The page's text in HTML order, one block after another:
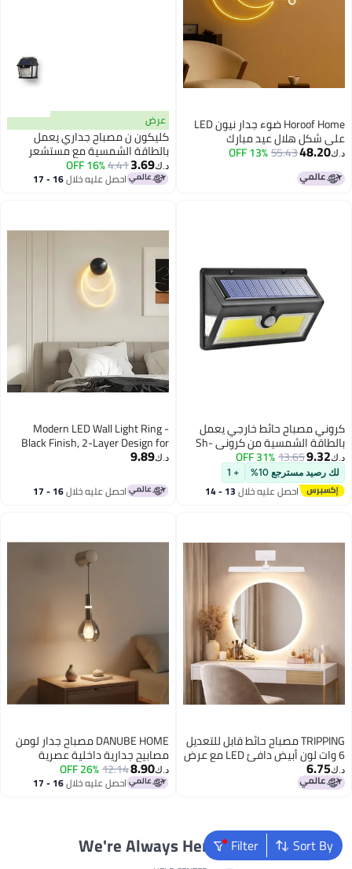
Horoof Home ضوء جدار نيون LED
على شكل هلال عيد مبارك
د.ك‏48.20
55.43
13% OFF
عرض
كليكون ن مصباح جداري يعمل
بالطاقة الشمسية مع مستشعر
حركة، بطارية ليثيوم قابلة للشحن
1800 مللي أمبير، إضاءة أمنية
د.ك‏3.69
4.41
16% OFF
احصل عليه خلال 16 - 17
كروني مصباح حائط خارجي يعمل
بالطاقة الشمسية من كروني Sh-
بمستشعر حركة ومقاوم للماء
بدرجة حرارة Ip65 ومصباح أمان مزود
بلوحة شمسية 5 وات لممرات
د.ك‏9.32
13.65
31% OFF
لك رصيد مسترجع 10% + 1
احصل عليه خلال 13 - 14
Modern LED Wall Light Ring -
Black Finish, 2-Layer Design for
Bedroom and Living Room
د.ك‏9.89
احصل عليه خلال 16 - 17
TRIPPING مصباح حائط قابل للتعديل
6 وات لون أبيض دافئ LED مع عرض
مرن
د.ك‏6.75
DANUBE HOME مصباح جدار لومن
مصابيح جدارية داخلية عصرية
فوانيس مثبتة على الحائط مزودة
بإضاءة LED مدمجة + تصميم حديث
د.ك‏8.90
12.14
26% OFF
احصل عليه خلال 16 - 17
Sort By
Filter
We're Always Here To Help